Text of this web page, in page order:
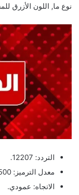
نوع ما, اللون الأزرق
التردد: 12207.
معدل الترميز: 27500.
الاتجاه: عمودي.